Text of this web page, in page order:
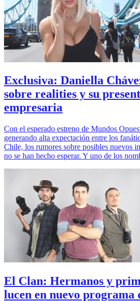
Exclusiva: Daniella
sobre realities y su
empresaria
Con el esperado estreno de Mundos
generando alta expectación entre los
Chile, los rumores sobre posibles nuevos
no se han hecho esperar. Y uno de los
El Clan: Hermanos y
lucen en nuevo programa